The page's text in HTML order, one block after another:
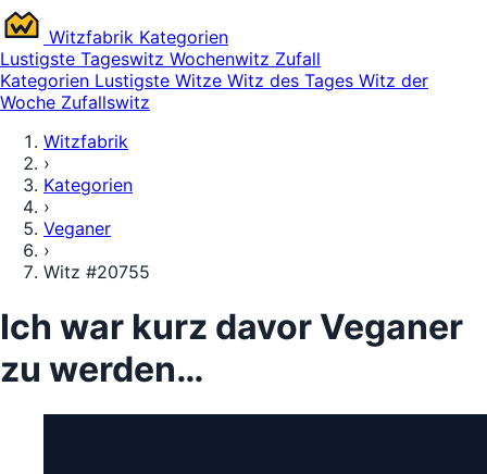
Witzfabrik Kategorien
Lustigste Tageswitz Wochenwitz Zufall
Kategorien Lustigste Witze Witz des Tages Witz der
Woche Zufallswitz
Witzfabrik
›
Kategorien
›
Veganer
›
Witz #20755
Ich war kurz davor Veganer
zu werden…